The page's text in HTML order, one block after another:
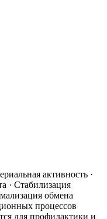
активность ·
· Стабилизация
обмена
процессов
для профилактики и